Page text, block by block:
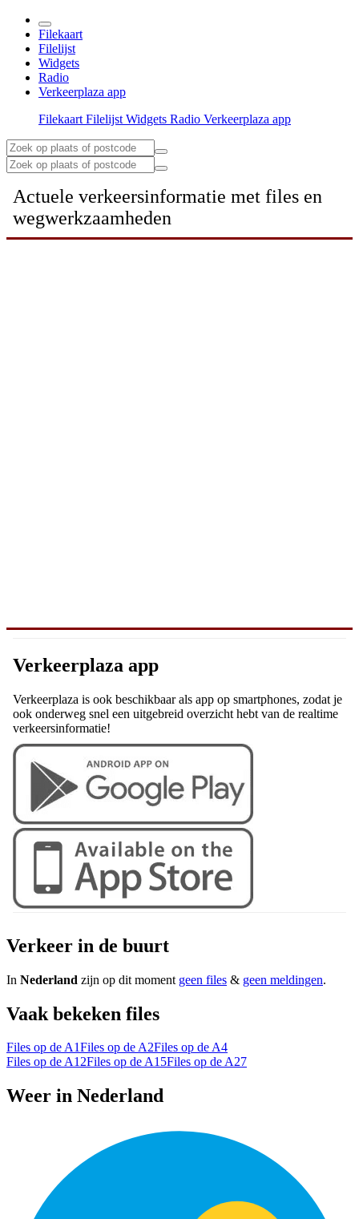
Filekaart
Filelijst
Widgets
Radio
Verkeerplaza app
Filekaart Filelijst Widgets Radio Verkeerplaza app
Actuele verkeersinformatie met files en
wegwerkzaamheden
Verkeerplaza app
Verkeerplaza is ook beschikbaar als app op smartphones, zodat je
ook onderweg snel een uitgebreid overzicht hebt van de realtime
verkeersinformatie!
Verkeer in de buurt
In Nederland zijn op dit moment geen files & geen meldingen.
Vaak bekeken files
Files op de A1Files op de A2Files op de A4
Files op de A12Files op de A15Files op de A27
Weer in Nederland